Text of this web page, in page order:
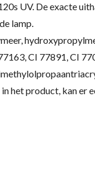
UV. De exacte
lamp.
CI 77891, CI
het product, kan er